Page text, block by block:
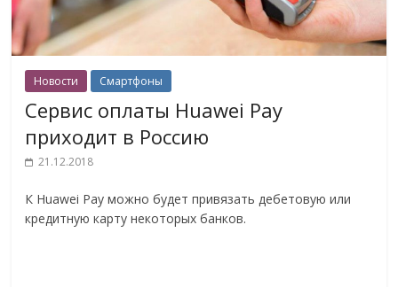
Новости Смартфоны
Сервис оплаты Huawei Pay
приходит в Россию
21.12.2018
К Huawei Pay можно будет привязать дебетовую или
кредитную карту некоторых банков.